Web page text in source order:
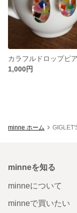
カラフルドロップピ
1,000円
minne ホーム
minneを知る
minneについて
minneで買いたい